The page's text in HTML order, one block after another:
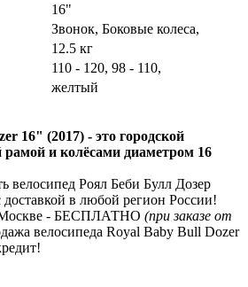
16"
Звонок, Боковые колеса,
12.5 кг
110 - 120, 98 - 110,
желтый
16" (2017) - это городской
рамой и колёсами диаметром 16
велосипед Роял Беби Булл Дозер
доставкой в любой регион России!
Москве - БЕСПЛАТНО (при заказе от
велосипеда Royal Baby Bull Dozer